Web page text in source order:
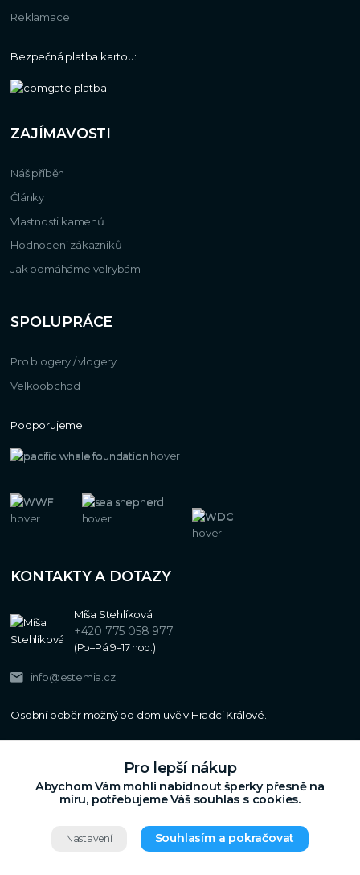
Reklamace
Bezpečná platba kartou:
ZAJÍMAVOSTI
Náš příběh
Články
Vlastnosti kamenů
Hodnocení zákazníků
Jak pomáháme velrybám
SPOLUPRÁCE
Pro blogery / vlogery
Velkoobchod
Podporujeme:
KONTAKTY A DOTAZY
Míša Stehlíková
+420 775 058 977
(Po–Pá 9–17 hod.)
info@estemia.cz
Pro lepší nákup
Abychom Vám mohli nabídnout šperky přesně na
míru, potřebujeme Váš souhlas s cookies.
Nastavení Souhlasím a pokračovat